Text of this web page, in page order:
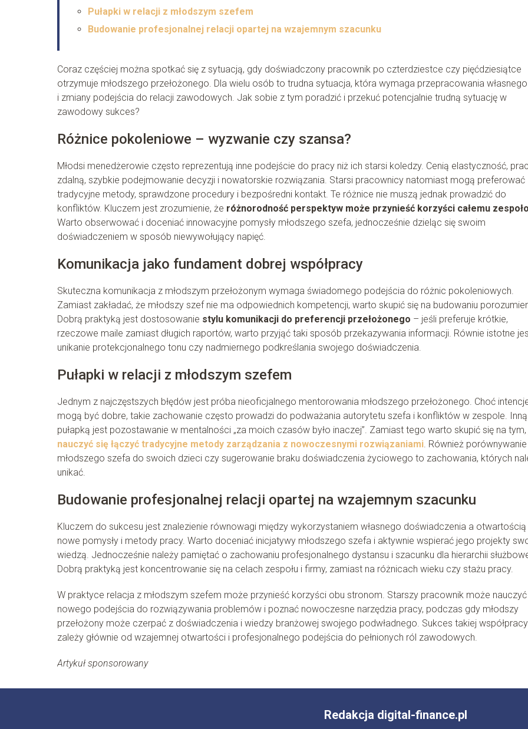
Pułapki w relacji z młodszym szefem
Budowanie profesjonalnej relacji opartej na wzajemnym szacunku
Coraz częściej można spotkać się z sytuacją, gdy doświadczony pracownik po czterdziestce czy pięćdziesiątce
otrzymuje młodszego przełożonego. Dla wielu osób to trudna sytuacja, która wymaga przepracowania
i zmiany podejścia do relacji zawodowych. Jak sobie z tym poradzić i przekuć potencjalnie trudną sytuację w
zawodowy sukces?
Różnice pokoleniowe – wyzwanie czy szansa?
Młodsi menedżerowie często reprezentują inne podejście do pracy niż ich starsi koledzy. Cenią elastyczność,
zdalną, szybkie podejmowanie decyzji i nowatorskie rozwiązania. Starsi pracownicy natomiast mogą preferować
tradycyjne metody, sprawdzone procedury i bezpośredni kontakt. Te różnice nie muszą jednak prowadzić do
konfliktów. Kluczem jest zrozumienie, że różnorodność perspektyw może przynieść korzyści całemu
Warto obserwować i doceniać innowacyjne pomysły młodszego szefa, jednocześnie dzieląc się swoim
doświadczeniem w sposób niewywołujący napięć.
Komunikacja jako fundament dobrej współpracy
Skuteczna komunikacja z młodszym przełożonym wymaga świadomego podejścia do różnic pokoleniowych.
Zamiast zakładać, że młodszy szef nie ma odpowiednich kompetencji, warto skupić się na budowaniu
Dobrą praktyką jest dostosowanie stylu komunikacji do preferencji przełożonego – jeśli preferuje krótkie,
rzeczowe maile zamiast długich raportów, warto przyjąć taki sposób przekazywania informacji. Równie istotne
unikanie protekcjonalnego tonu czy nadmiernego podkreślania swojego doświadczenia.
Pułapki w relacji z młodszym szefem
Jednym z najczęstszych błędów jest próba nieoficjalnego mentorowania młodszego przełożonego. Choć
mogą być dobre, takie zachowanie często prowadzi do podważania autorytetu szefa i konfliktów w zespole. Inną
pułapką jest pozostawanie w mentalności „za moich czasów było inaczej”. Zamiast tego warto skupić się na tym,
nauczyć się łączyć tradycyjne metody zarządzania z nowoczesnymi rozwiązaniami. Również porównywanie
młodszego szefa do swoich dzieci czy sugerowanie braku doświadczenia życiowego to zachowania, których
unikać.
Budowanie profesjonalnej relacji opartej na wzajemnym szacunku
Kluczem do sukcesu jest znalezienie równowagi między wykorzystaniem własnego doświadczenia a otwartością
nowe pomysły i metody pracy. Warto doceniać inicjatywy młodszego szefa i aktywnie wspierać jego projekty
wiedzą. Jednocześnie należy pamiętać o zachowaniu profesjonalnego dystansu i szacunku dla hierarchii
Dobrą praktyką jest koncentrowanie się na celach zespołu i firmy, zamiast na różnicach wieku czy stażu pracy.
W praktyce relacja z młodszym szefem może przynieść korzyści obu stronom. Starszy pracownik może nauczyć
nowego podejścia do rozwiązywania problemów i poznać nowoczesne narzędzia pracy, podczas gdy młodszy
przełożony może czerpać z doświadczenia i wiedzy branżowej swojego podwładnego. Sukces takiej współpracy
zależy głównie od wzajemnej otwartości i profesjonalnego podejścia do pełnionych ról zawodowych.
Artykuł sponsorowany
Redakcja digital-finance.pl